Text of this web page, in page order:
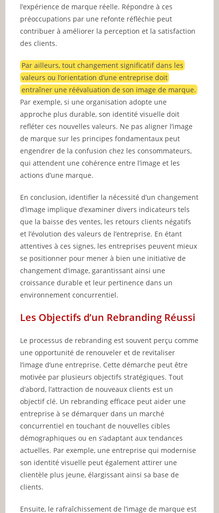
l’expérience de marque réelle. Répondre à ces
préoccupations par une refonte réfléchie peut
contribuer à améliorer la perception et la satisfaction
des clients.
Par ailleurs, tout changement significatif dans les
valeurs ou l’orientation d’une entreprise doit
entraîner une réévaluation de son image de marque.
Par exemple, si une organisation adopte une
approche plus durable, son identité visuelle doit
refléter ces nouvelles valeurs. Ne pas aligner l’image
de marque sur les principes fondamentaux peut
engendrer de la confusion chez les consommateurs,
qui attendent une cohérence entre l’image et les
actions d’une marque.
En conclusion, identifier la nécessité d’un changement
d’image implique d’examiner divers indicateurs tels
que la baisse des ventes, les retours clients négatifs
et l’évolution des valeurs de l’entreprise. En étant
attentives à ces signes, les entreprises peuvent mieux
se positionner pour mener à bien une initiative de
changement d’image, garantissant ainsi une
croissance durable et leur pertinence dans un
environnement concurrentiel.
Les Objectifs d’un Rebranding Réussi
Le processus de rebranding est souvent perçu comme
une opportunité de renouveler et de revitaliser
l’image d’une entreprise. Cette démarche peut être
motivée par plusieurs objectifs stratégiques. Tout
d’abord, l’attraction de nouveaux clients est un
objectif clé. Un rebranding efficace peut aider une
entreprise à se démarquer dans un marché
concurrentiel en touchant de nouvelles cibles
démographiques ou en s’adaptant aux tendances
actuelles. Par exemple, une entreprise qui modernise
son identité visuelle peut également attirer une
clientèle plus jeune, élargissant ainsi sa base de
clients.
Ensuite, le rafraîchissement de l’image de marque est